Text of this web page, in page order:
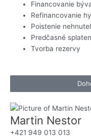
Financovanie
Refinancovanie
Poistenie
Predčasné
Tvorba rezervy
Martin Nestor
+421 949 013 013